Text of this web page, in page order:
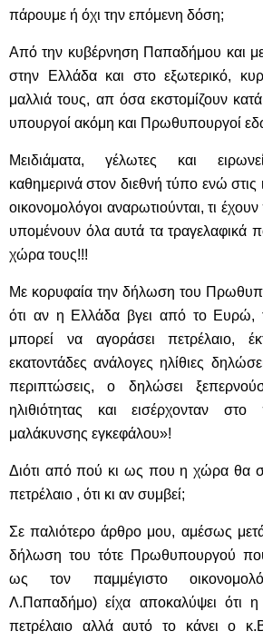
πάρουμε ή όχι την επόμενη δόση;
Από την κυβέρνηση Παπαδήμου και
στην Ελλάδα και στο εξωτερικό,
μαλλιά τους, απ όσα εκστομίζουν
υπουργοί ακόμη και Πρωθυπουργοί
Μειδιάματα, γέλωτες και
καθημερινά στον διεθνή τύπο ενώ στις
οικονομολόγοι αναρωτιούνται, τι
υπομένουν όλα αυτά τα τραγελαφικά
χώρα τους!!!
Με κορυφαία την δήλωση του
ότι αν η Ελλάδα βγει από το Ευρώ,
μπορεί να αγοράσει πετρέλαιο,
εκατοντάδες ανάλογες ηλίθιες
περιπτώσεις, ο δηλώσει
ηλιθιότητας και εισέρχονταν
μαλάκυνσης εγκεφάλου»!
Διότι από πού κι ως που η χώρα θα
πετρέλαιο , ότι κι αν συμβεί;
Σε παλιότερο άρθρο μου, αμέσως
δήλωση του τότε Πρωθυπουργού
ως τον παμμέγιστο
Λ.Παπαδήμο) είχα αποκαλύψει ότι
πετρέλαιο αλλά αυτό το κάνει ο